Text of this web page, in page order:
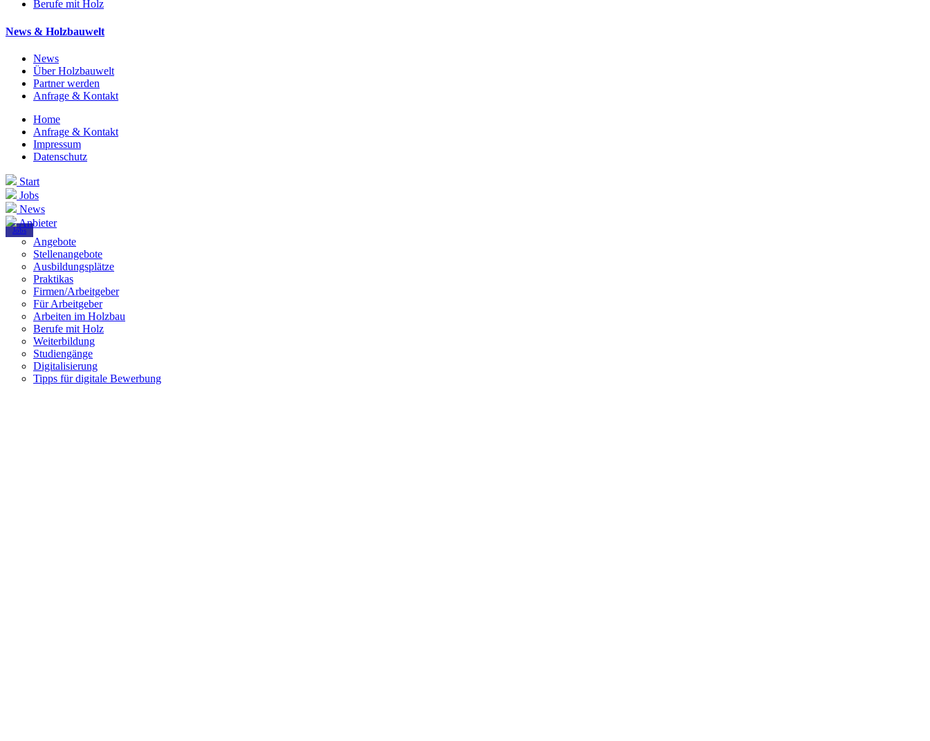
Jobs
Angebote
Stellenangebote
Ausbildungsplätze
Praktikas
Firmen/Arbeitgeber
Für Arbeitgeber
Arbeiten im Holzbau
Berufe mit Holz
Weiterbildung
Studiengänge
Digitalisierung
Tipps für digitale Bewerbung
Berufe mit Holz
News & Holzbauwelt
News
Über Holzbauwelt
Partner werden
Anfrage & Kontakt
Home
Anfrage & Kontakt
Impressum
Datenschutz
Start
Jobs
News
Anbieter